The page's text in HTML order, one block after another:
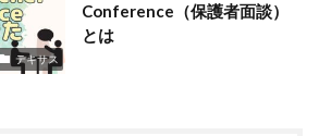
テキサス
Conference（保護者面談）
とは